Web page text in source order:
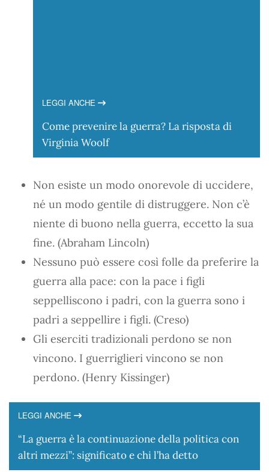
LEGGI ANCHE
Come prevenire la guerra? La risposta di
Virginia Woolf
Non esiste un modo onorevole di uccidere,
né un modo gentile di distruggere. Non c’è
niente di buono nella guerra, eccetto la sua
fine. (Abraham Lincoln)
Nessuno può essere così folle da preferire la
guerra alla pace: con la pace i figli
seppelliscono i padri, con la guerra sono i
padri a seppellire i figli. (Creso)
Gli eserciti tradizionali perdono se non
vincono. I guerriglieri vincono se non
perdono. (Henry Kissinger)
LEGGI ANCHE
“La guerra è la continuazione della politica con
altri mezzi”: significato e chi l’ha detto